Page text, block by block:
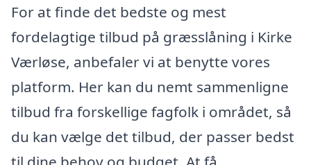
For at finde det bedste og mest
fordelagtige tilbud på græsslåning i Kirke
Værløse, anbefaler vi at benytte vores
platform. Her kan du nemt sammenligne
tilbud fra forskellige fagfolk i området, så
du kan vælge det tilbud, der passer bedst